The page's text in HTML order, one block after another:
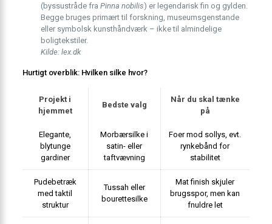
(byssustråde fra Pinna nobilis) er legendarisk fin og gylden.
Begge bruges primært til forskning, museumsgenstande
eller symbolsk kunsthåndværk – ikke til almindelige
boligtekstiler.
Kilde: lex.dk
Hurtigt overblik: Hvilken silke hvor?
Projekt i
hjemmet
Bedste valg
Når du skal tænke
på
Elegante,
blytunge
gardiner
Morbærsilke i
satin- eller
taftvævning
Foer mod sollys, evt.
rynkebånd for
stabilitet
Pudebetræk
med taktil
struktur
Tussah eller
bourettesilke
Mat finish skjuler
brugsspor, men kan
fnuldre let